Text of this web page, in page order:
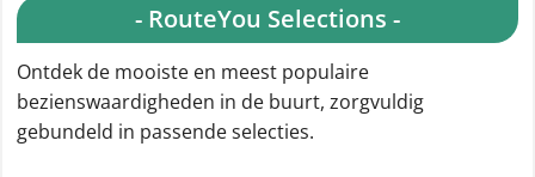
- RouteYou Selections -
Ontdek de mooiste en meest populaire
bezienswaardigheden in de buurt, zorgvuldig
gebundeld in passende selecties.